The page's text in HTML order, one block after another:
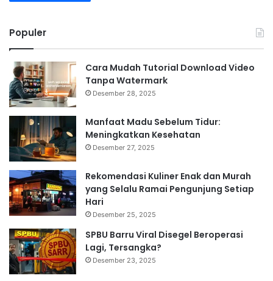
Populer
Cara Mudah Tutorial Download Video
Tanpa Watermark
Desember 28, 2025
Manfaat Madu Sebelum Tidur:
Meningkatkan Kesehatan
Desember 27, 2025
Rekomendasi Kuliner Enak dan Murah
yang Selalu Ramai Pengunjung Setiap
Hari
Desember 25, 2025
SPBU Barru Viral Disegel Beroperasi
Lagi, Tersangka?
Desember 23, 2025